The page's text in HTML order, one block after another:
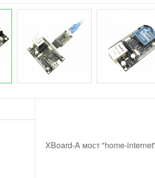
XBoard-A мост "home-